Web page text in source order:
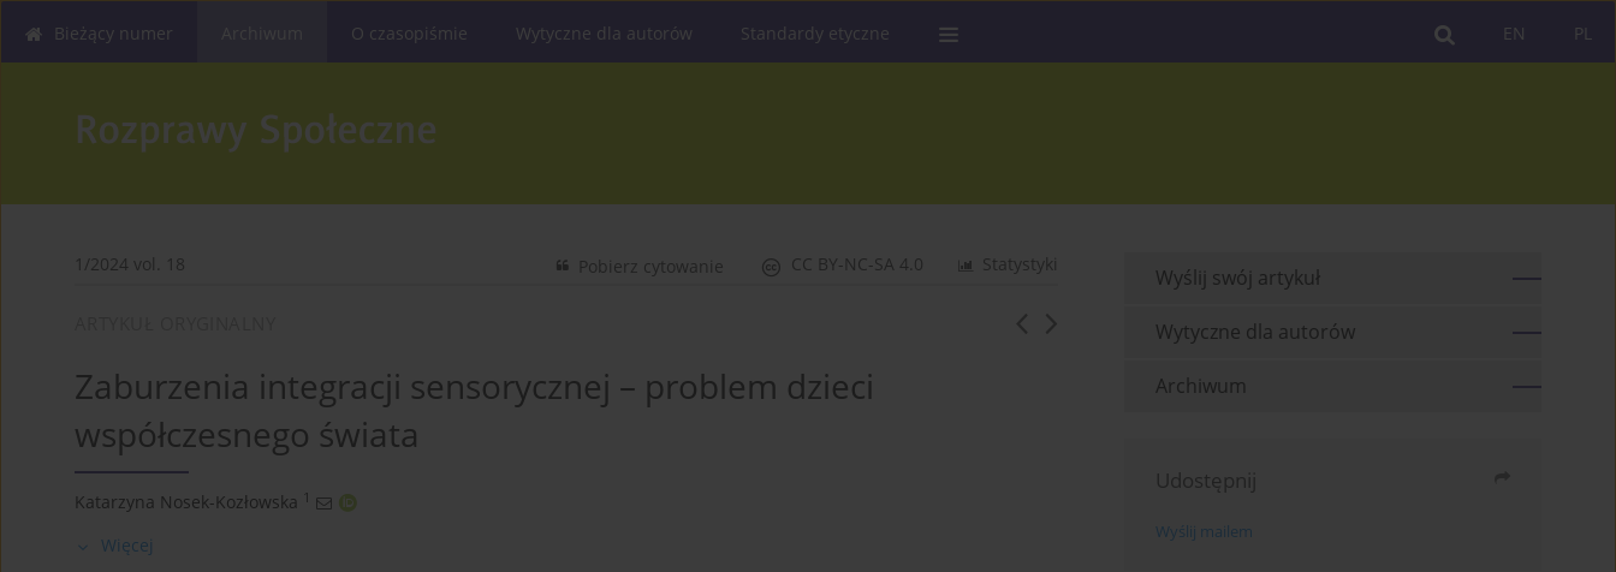
PL
EN
Bieżący numer O czasopiśmie Wytyczne dla autorów Standardy etyczne
1/2024 vol. 18 Statystyki
CC BY-NC-SA 4.0
Pobierz cytowanie
Zaburzenia integracji sensorycznej – problem dzieci
współczesnego świata
Katarzyna Nosek-Kozłowska 1
Więcej
Wyślij swój artykuł
Wytyczne dla autorów
Archiwum
Udostępnij
Wyślij mailem